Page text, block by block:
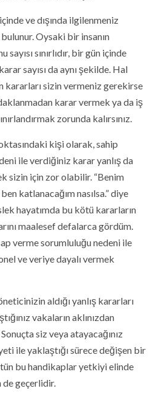
ve dışında ilgilenmeniz
Oysaki bir insanın
sınırlıdır, bir gün içinde
sayısı da aynı şekilde. Hal
kararları sizin vermeniz gerekirse
karar vermek ya da iş
zorunda kalırsınız.
kişi olarak, sahip
ile verdiğiniz karar yanlış da
sizin için zor olabilir. “Benim
katlanacağım nasılsa.” diye
hayatımda bu kötü kararların
maalesef defalarca gördüm.
verme sorumluluğu nedeni ile
ve veriye dayalı vermek
aldığı yanlış kararları
vakaların aklınızdan
siz veya atayacağınız
ile yaklaştığı sürece değişen bir
bu handikaplar yetkiyi elinde
geçerlidir.